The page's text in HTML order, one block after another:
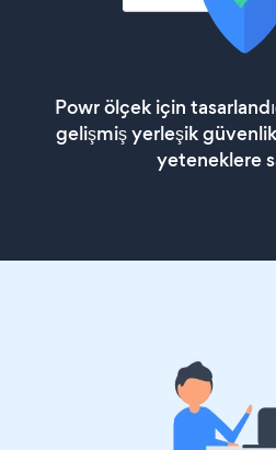
Powr ölçek için
gelişmiş yerleşik
yeteneklere